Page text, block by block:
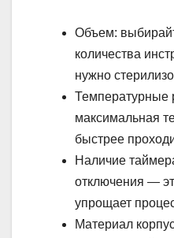
Объем:
количества
нужно
максимальная
быстрее
Наличие
отключения —
упрощает
Материал